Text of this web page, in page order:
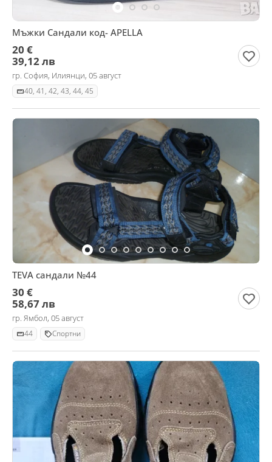
Мъжки Сандали код- APELLA
20 €
39,12 лв
гр. София, Илиянци, 05 август
40, 41, 42, 43, 44, 45
TEVA сандали №44
30 €
58,67 лв
гр. Ямбол, 05 август
44 Спортни